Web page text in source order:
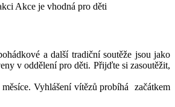
Akce je vhodná pro děti
a další tradiční soutěže jsou jako
v oddělení pro děti. Přijďte si zasoutěžit,
Vyhlášení vítězů probíhá začátkem